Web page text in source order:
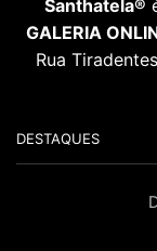
Santhatela®
GALERIA
Rua
DESTAQUES